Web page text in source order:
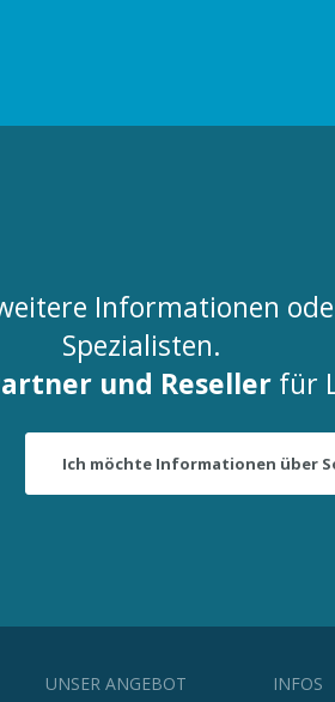
Informationen
Spezialisten.
und Reseller für
Ich möchte Informationen über
UNSER ANGEBOT INFOS